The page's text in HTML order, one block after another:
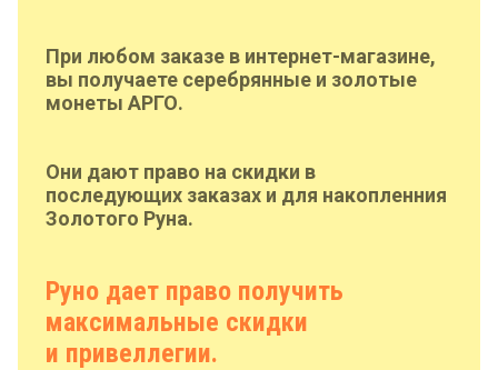
При любом заказе в интернет-магазине,
вы получаете серебрянные и золотые
монеты АРГО.
Они дают право на скидки в
последующих заказах и для накопленния
Золотого Руна.
Руно дает право получить
максимальные скидки
и привеллегии.